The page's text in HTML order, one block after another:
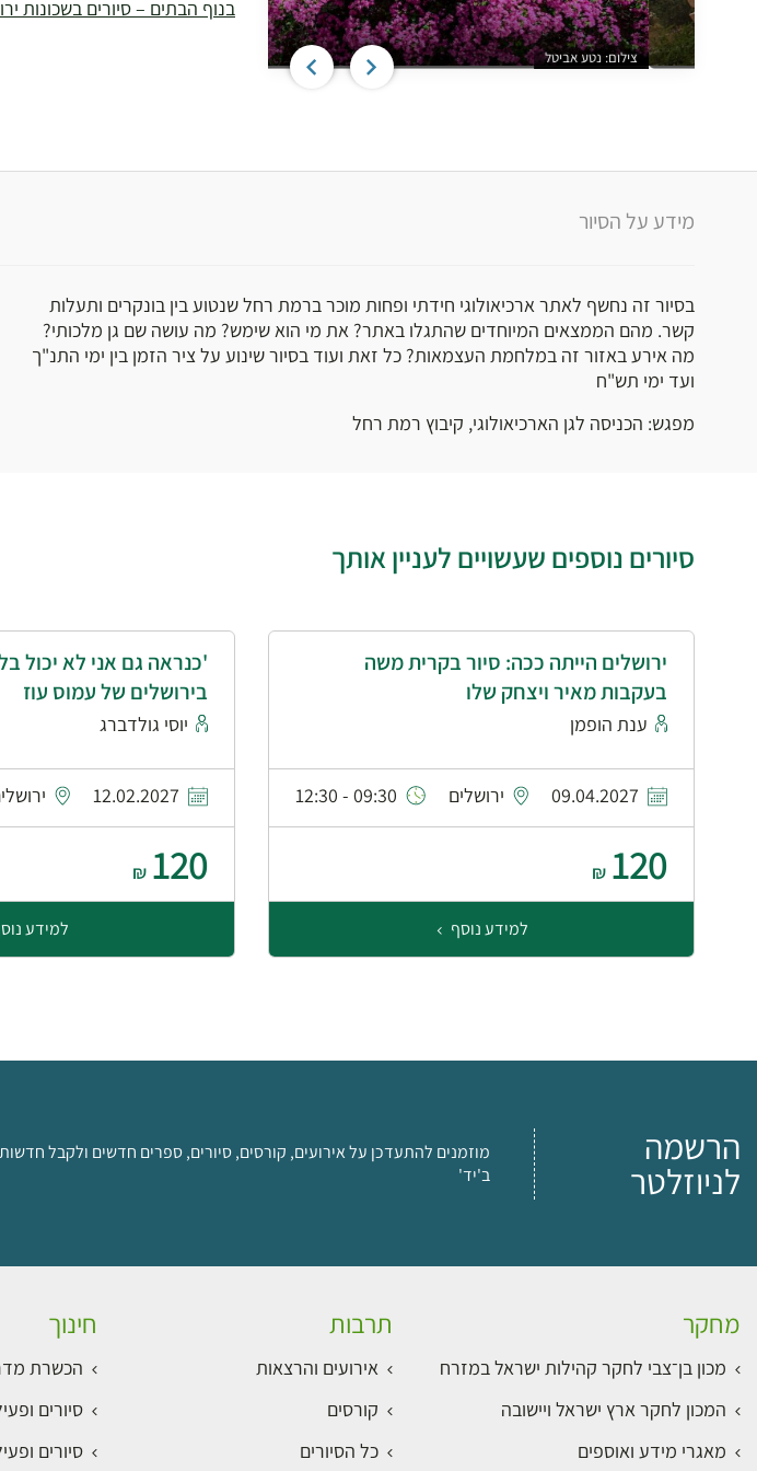
צילום: נטע אביטל
בנוף הבתים – סיורים בשכונות
מידע על הסיור
בסיור זה נחשף לאתר ארכיאולוגי חידתי ופחות מוכר ברמת רחל שנטוע בין בונקרים ותעלות
קשר. מהם הממצאים המיוחדים שהתגלו באתר? את מי הוא שימש? מה עושה שם גן מלכותי?
מה אירע באזור זה במלחמת העצמאות? כל זאת ועוד בסיור שינוע על ציר הזמן בין ימי התנ"ך
ועד ימי תש"ח
מפגש: הכניסה לגן הארכיאולוגי, קיבוץ רמת רחל
סיורים נוספים שעשויים לעניין אותך
ירושלים הייתה ככה: סיור בקרית משה
בעקבות מאיר ויצחק שלו
ענת הופמן
09.04.2027 ירושלים 09:30 - 12:30
120
₪
למידע נוסף
'כנראה גם אני לא יכול
בירושלים של עמוס עוז
יוסי גולדברג
12.02.2027
120
₪
למידע
הרשמה
לניוזלטר
מוזמנים להתעדכן על אירועים, קורסים, סיורים, ספרים חדשים ולקבל
ב'יד'
מחקר
מכון בן־צבי לחקר קהילות ישראל במזרח
המכון לחקר ארץ ישראל ויישובה
מאגרי מידע ואוספים
תרבות
אירועים והרצאות
קורסים
כל הסיורים
חינוך
הכשרת
סיורים
סיורים